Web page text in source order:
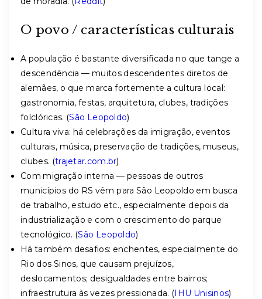
O povo / características culturais
A população é bastante diversificada no que tange a
descendência — muitos descendentes diretos de
alemães, o que marca fortemente a cultura local:
gastronomia, festas, arquitetura, clubes, tradições
folclóricas. (São Leopoldo)
Cultura viva: há celebrações da imigração, eventos
culturais, música, preservação de tradições, museus,
clubes. (trajetar.com.br)
Com migração interna — pessoas de outros
municípios do RS vêm para São Leopoldo em busca
de trabalho, estudo etc., especialmente depois da
industrialização e com o crescimento do parque
tecnológico. (São Leopoldo)
Há também desafios: enchentes, especialmente do
Rio dos Sinos, que causam prejuízos,
deslocamentos; desigualdades entre bairros;
infraestrutura às vezes pressionada. (IHU Unisinos)